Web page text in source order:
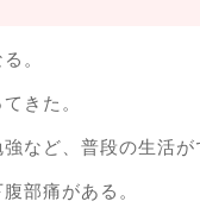
。
きた。
など、普段の生活が
部痛がある。